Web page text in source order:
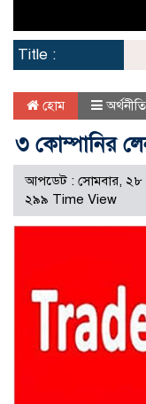
Title :
হোম অর্থনীতি
৩ কোম্পানির
আপডেট : সোমবার, ২৮
২৯৯ Time View